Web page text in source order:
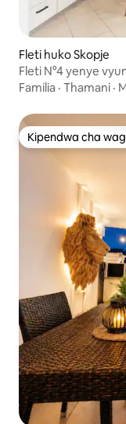
Fleti huko Skopje
Fleti N°4 yenye
mwenyewe
Familia · Thamani ·
Kipendwa cha
Kipendwa cha